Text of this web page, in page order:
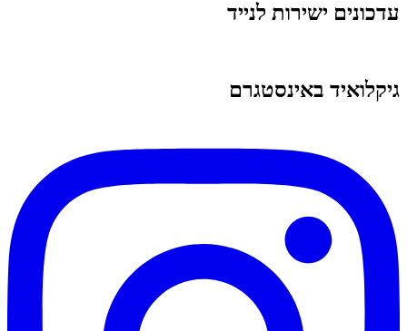
עדכונים ישירות לנייד
גיקלואיד באינסטגרם